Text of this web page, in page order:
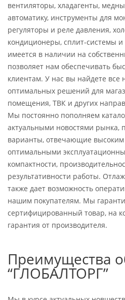
вентиляторы, хладагенты,
автоматику, инструменты для
регуляторы и реле давления,
кондиционеры, сплит-системы
имеется в наличии на
позволяет нам обеспечивать
клиентам. У нас вы найдете все
оптимальных решений для
помещения, ТВК и других
Мы постоянно пополняем
актуальными новостями рынка,
варианты, отвечающие высоким
оптимальными
компактности,
результативности работы.
также дает возможность
нашим покупателям. Мы
сертифицированный товар, на
гарантия от производителя.
Преимущества
“ГЛОБАЛТОРГ”